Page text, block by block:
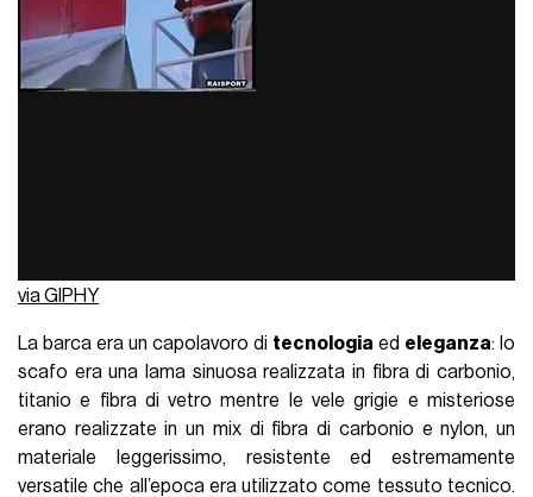
via GIPHY
La barca era un capolavoro di tecnologia ed eleganza: lo
scafo era una lama sinuosa realizzata in fibra di carbonio,
titanio e fibra di vetro mentre le vele grigie e misteriose
erano realizzate in un mix di fibra di carbonio e nylon, un
materiale leggerissimo, resistente ed estremamente
versatile che all’epoca era utilizzato come tessuto tecnico.